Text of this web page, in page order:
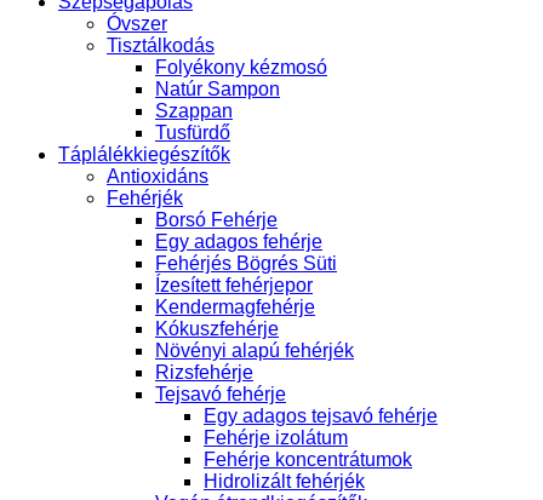
Óvszer
Tisztálkodás
Folyékony kézmosó
Natúr Sampon
Szappan
Tusfürdő
Táplálékkiegészítők
Antioxidáns
Fehérjék
Borsó Fehérje
Egy adagos fehérje
Fehérjés Bögrés Süti
Ízesített fehérjepor
Kendermagfehérje
Kókuszfehérje
Növényi alapú fehérjék
Rizsfehérje
Tejsavó fehérje
Egy adagos tejsavó fehérje
Fehérje izolátum
Fehérje koncentrátumok
Hidrolizált fehérjék